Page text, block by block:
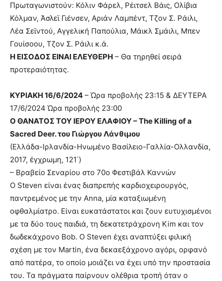
Πρωταγωνιστούν: Κόλιν Φάρελ, Ρέιτσελ Βάις, Ολίβια
Κόλμαν, Άσλεϊ Γιένσεν, Αριάν Λαμπέντ, Τζον Σ. Ράιλι,
Λέα Σεϊντού, Aγγελική Παπούλια, Μάικλ Σμάιλι, Μπεν
Γουίσοου, Τζον Σ. Ράιλι κ.ά.
Η ΕΙΣΟΔΟΣ ΕΙΝΑΙ ΕΛΕΥΘΕΡΗ – Θα τηρηθεί σειρά
προτεραιότητας.
ΚΥΡΙΑΚΗ 16/6/2024 – Ώρα προβολής 23:15 & ΔΕΥΤΕΡΑ
17/6/2024 Ώρα προβολής 23:00
Ο ΘΑΝΑΤΟΣ ΤΟΥ ΙΕΡΟΥ ΕΛΑΦΙΟΥ – The Killing of a
Sacred Deer. του Γιώργου Λάνθιμου
(Ελλάδα-Iρλανδία-Ηνωμένο Βασίλειο-Γαλλία-Ολλανδία,
2017, έγχρωμη, 121΄)
– Βραβείο Σεναρίου στο 70ο Φεστιβάλ Καννών
Ο Steven είναι ένας διαπρεπής καρδιοχειρουργός,
παντρεμένος με την Anna, μία καταξιωμένη
οφθαλμίατρο. Είναι ευκατάστατοι και ζουν ευτυχισμένοι
με τα δύο τους παιδιά, τη δεκατετράχρονη Kim και τον
δωδεκάχρονο Bob. O Steven έχει αναπτύξει φιλική
σχέση με τον Martin, ένα δεκαεξάχρονο αγόρι, ορφανό
από πατέρα, το οποίο μοιάζει να έχει υπό την προστασία
του. Τα πράγματα παίρνουν ολέθρια τροπή όταν ο